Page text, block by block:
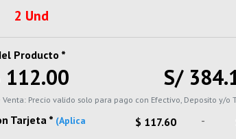
2 Und
Producto *
112.00 S/
Venta: Precio valido solo para pago con Efectivo, Deposito y/o
Tarjeta * (Aplica
$ 117.60 -